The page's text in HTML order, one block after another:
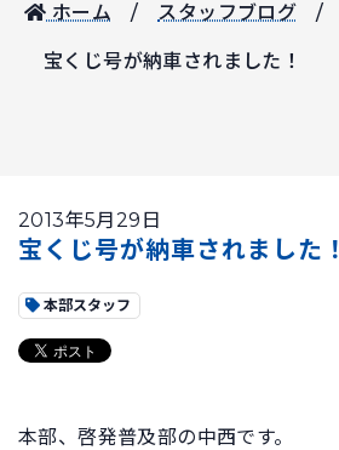
ホーム スタッフブログ
宝くじ号が納車されました！
2013年5月29日
宝くじ号が納車されました！
本部スタッフ
本部、啓発普及部の中西です。